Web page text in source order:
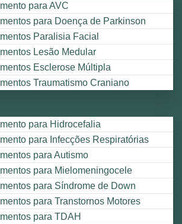
para AVC
para Doença de Parkinson
Paralisia Facial
Lesão Medular
Esclerose Múltipla
Traumatismo Craniano
para Hidrocefalia
para Infecções Respiratórias
para Autismo
para Mielomeningocele
para Síndrome de Down
para Transtornos Motores
para TDAH